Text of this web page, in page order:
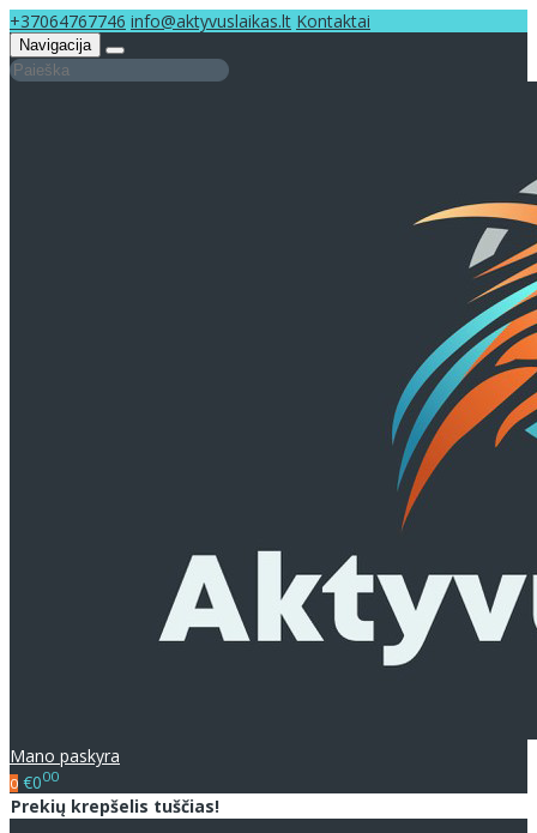
+37064767746 info@aktyvuslaikas.lt Kontaktai
Navigacija
Mano paskyra
0 €000
Prekių krepšelis tuščias!